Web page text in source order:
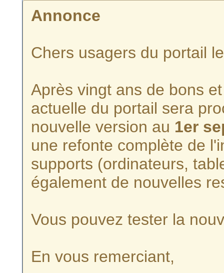
Annonce
Chers usagers du portail
Après vingt ans de bons
actuelle du portail sera
nouvelle version au 1er
une refonte complète de
supports (ordinateurs,
également de nouvelles
Vous pouvez tester la
En vous remerciant,